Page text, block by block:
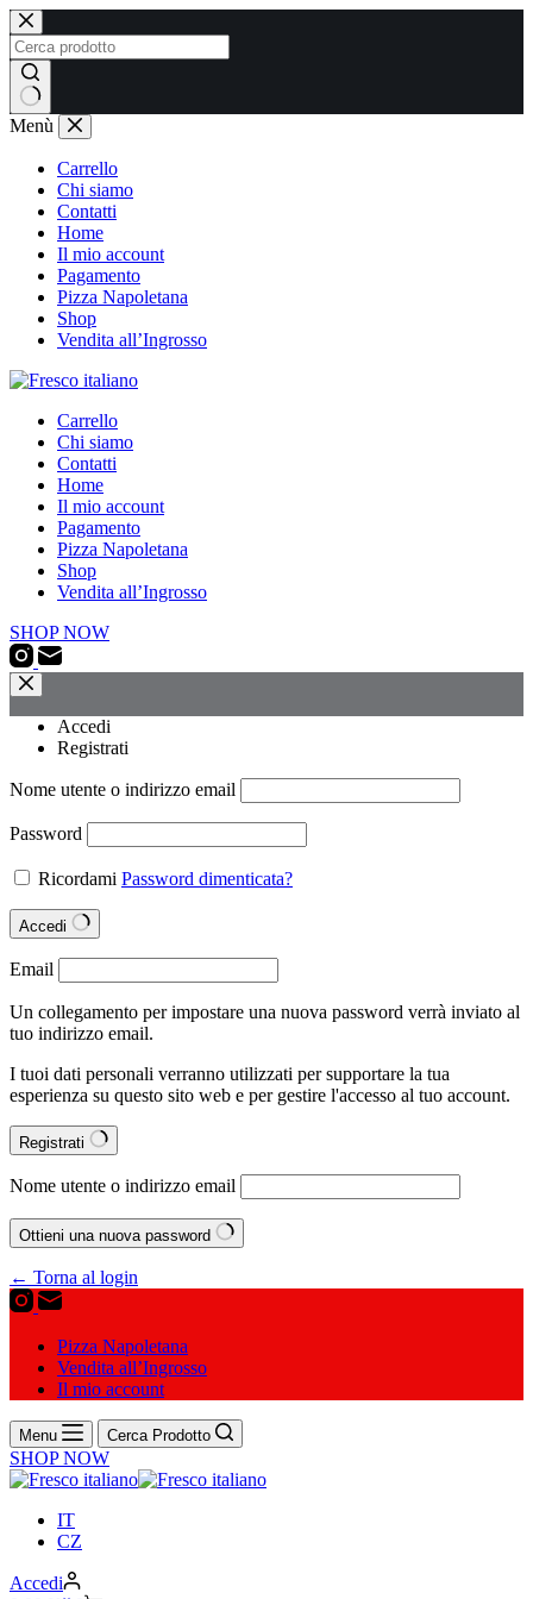
Salta
al
contenuto
Nessun
risultato
Menù
Carrello
Chi siamo
Contatti
Home
Il mio account
Pagamento
Pizza Napoletana
Shop
Vendita all’Ingrosso
Carrello
Chi siamo
Contatti
Home
Il mio account
Pagamento
Pizza Napoletana
Shop
Vendita all’Ingrosso
SHOP NOW
Accedi
Registrati
Nome utente o indirizzo email
Password
Ricordami Password dimenticata?
Accedi
Email
Un collegamento per impostare una nuova password verrà inviato al
tuo indirizzo email.
I tuoi dati personali verranno utilizzati per supportare la tua
esperienza su questo sito web e per gestire l'accesso al tuo account.
Registrati
Nome utente o indirizzo email
Ottieni una nuova password
← Torna al login
Pizza Napoletana
Vendita all’Ingrosso
Il mio account
Menu Cerca Prodotto
SHOP NOW
IT
CZ
Accedi